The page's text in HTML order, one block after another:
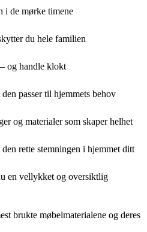
i de mørke timene
du hele familien
og handle klokt
passer til hjemmets behov
og materialer som skaper helhet
rette stemningen i hjemmet ditt
en vellykket og oversiktlig
brukte møbelmaterialene og deres